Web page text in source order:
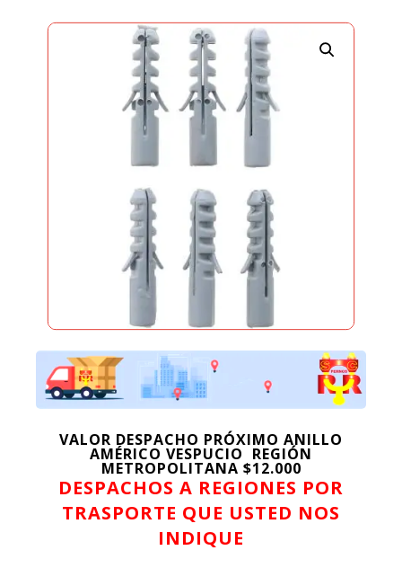
VALOR DESPACHO PRÓXIMO ANILLO
AMÉRICO VESPUCIO REGIÓN
METROPOLITANA $12.000
DESPACHOS A REGIONES POR
TRASPORTE QUE USTED NOS
INDIQUE